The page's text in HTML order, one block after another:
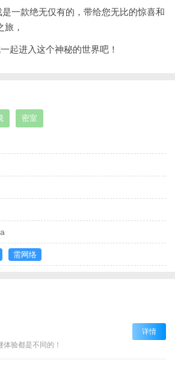
一款绝无仅有的，带给您无比的惊喜和
旅，
起进入这个神秘的世界吧！
密室
需网络
体验都是不同的！
详情